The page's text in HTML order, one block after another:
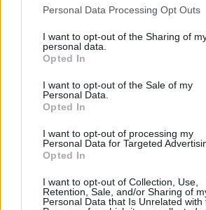
Please note that this website/app uses
not limited to your visit or usage
grant or deny consent to Google and its
use your data for below specified
consent section.
Personal Data Processing Opt Outs
I want to opt-out of the Sharing of
personal data.
Opted In
I want to opt-out of the Sale of my
Personal Data.
Opted In
I want to opt-out of processing my
Personal Data for Targeted
Opted In
I want to opt-out of Collection, Use,
Retention, Sale, and/or Sharing of
Personal Data that Is Unrelated with
Hozzászólások
Ezek a játékok még
gyönyörűek